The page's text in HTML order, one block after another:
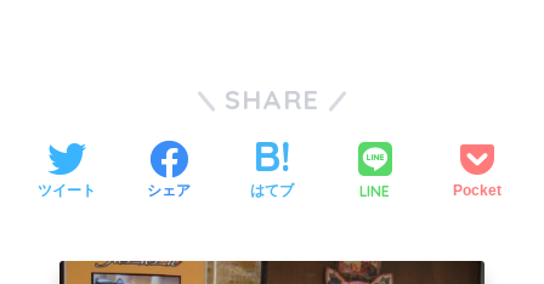
SHARE
ツイート シェア はてブ LINE Pocket